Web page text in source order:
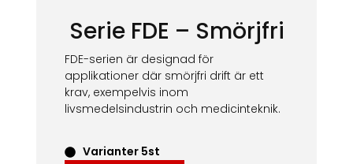
Serie FDE – Smörjfri
FDE-serien är designad för
applikationer där smörjfri drift är ett
krav, exempelvis inom
livsmedelsindustrin och medicinteknik.
Varianter 5st